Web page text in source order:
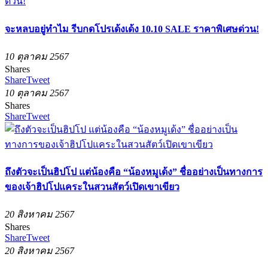
จะหลบอยู่ทำไม รีบกดโปรเด้งเด้ง 10.10 SALE ราคาพิเศษด่วน!
10 ตุลาคม 2567
Shares
ShareTweet
10 ตุลาคม 2567
Shares
ShareTweet
ถึงตัวจะเป็นฮิปโป แต่น้องคือ “น้องหมูเด้ง” ชื่ออย่างเป็นทางการ
ของเจ้าฮิปโปแคระในสวนสัตว์เปิดเขาเขียว
20 สิงหาคม 2567
Shares
ShareTweet
20 สิงหาคม 2567